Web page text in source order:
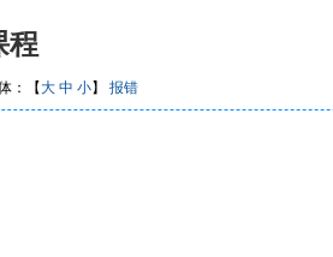
程
：【大 中 小】 报错